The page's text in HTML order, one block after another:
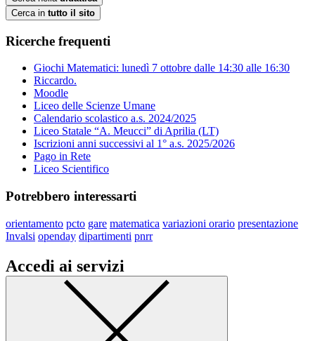
Cerca in tutto il sito
Ricerche frequenti
Giochi Matematici: lunedì 7 ottobre dalle 14:30 alle 16:30
Riccardo.
Moodle
Liceo delle Scienze Umane
Calendario scolastico a.s. 2024/2025
Liceo Statale “A. Meucci” di Aprilia (LT)
Iscrizioni anni successivi al 1° a.s. 2025/2026
Pago in Rete
Liceo Scientifico
Potrebbero interessarti
orientamento pcto gare matematica variazioni orario presentazione
Invalsi openday dipartimenti pnrr
Accedi ai servizi